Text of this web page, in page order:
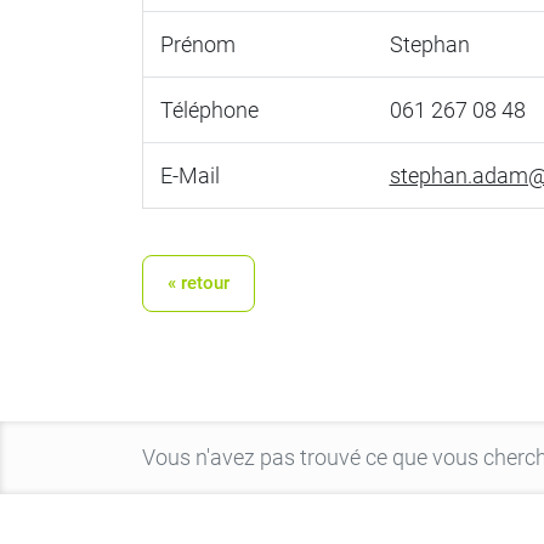
Prénom Stephan
Téléphone 061 267 08 48
E-Mail
« retour